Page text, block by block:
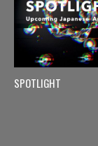
SPOTLIGHT